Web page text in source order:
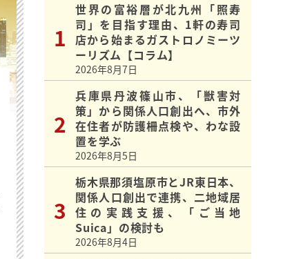
世界の富裕層が北九州「照寿
司」を目指す理由、1軒の寿司
店から始まるガストロノミーツ
ーリズム【コラム】
2026年8月7日
兵庫県丹波篠山市、「獣害対
策」から関係人口創出へ、市外
在住者が防護柵点検や、わな設
置を学ぶ
2026年8月5日
栃木県那須塩原市とJR東日本、
関係人口創出で連携、二地域居
住の実践支援、「ご当地
Suica」の検討も
2026年8月4日